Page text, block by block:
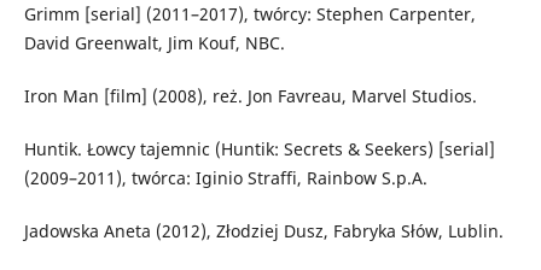
Grimm [serial] (2011–2017), twórcy: Stephen Carpenter,
David Greenwalt, Jim Kouf, NBC.
Iron Man [film] (2008), reż. Jon Favreau, Marvel Studios.
Huntik. Łowcy tajemnic (Huntik: Secrets & Seekers) [serial]
(2009–2011), twórca: Iginio Straffi, Rainbow S.p.A.
Jadowska Aneta (2012), Złodziej Dusz, Fabryka Słów, Lublin.